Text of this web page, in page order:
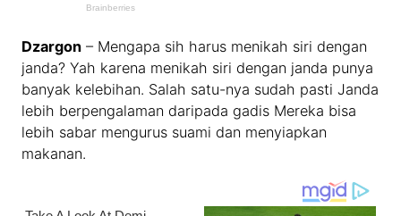
Dzargon – Mengapa sih harus menikah siri dengan
janda? Yah karena menikah siri dengan janda punya
banyak kelebihan. Salah satu-nya sudah pasti Janda
lebih berpengalaman daripada gadis Mereka bisa
lebih sabar mengurus suami dan menyiapkan
makanan.